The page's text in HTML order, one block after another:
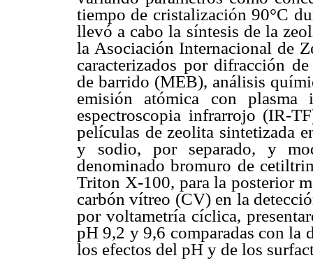
tiempo de cristalización 90°C
llevó a cabo la síntesis de la
la Asociación Internacional de
caracterizados por difracción
de barrido (MEB), análisis
emisión atómica con plasma
espectroscopia infrarrojo (IR-
películas de zeolita sintetizada
y sodio, por separado, y
denominado bromuro de
Triton X-100, para la posterior
carbón vítreo (CV) en la
por voltametría cíclica,
pH 9,2 y 9,6 comparadas con
los efectos del pH y de los